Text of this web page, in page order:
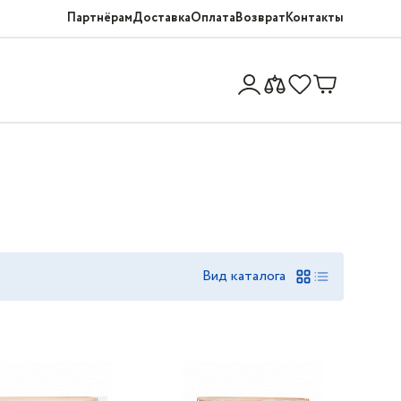
ПартнёрамДоставкаОплатаВозвратКонтакты
Вид каталога